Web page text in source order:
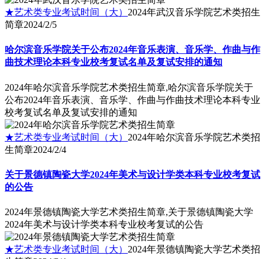
★艺术类专业考试时间（大） 2024年武汉音乐学院艺术类招生
简章2024/2/5
哈尔滨音乐学院关于公布2024年音乐表演、音乐学、作曲与作
曲技术理论本科专业校考复试名单及复试安排的通知
2024年哈尔滨音乐学院艺术类招生简章,哈尔滨音乐学院关于
公布2024年音乐表演、音乐学、作曲与作曲技术理论本科专业
校考复试名单及复试安排的通知
★艺术类专业考试时间（大） 2024年哈尔滨音乐学院艺术类招
生简章2024/2/4
关于景德镇陶瓷大学2024年美术与设计学类本科专业校考复试
的公告
2024年景德镇陶瓷大学艺术类招生简章,关于景德镇陶瓷大学
2024年美术与设计学类本科专业校考复试的公告
★艺术类专业考试时间（大） 2024年景德镇陶瓷大学艺术类招